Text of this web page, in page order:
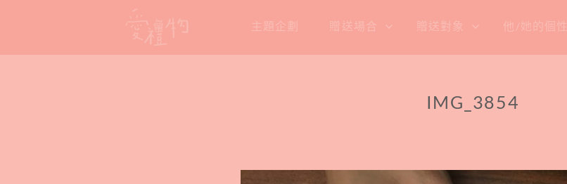
content
主題企劃 贈送場合 贈送對象 他/她的個性
IMG_3854